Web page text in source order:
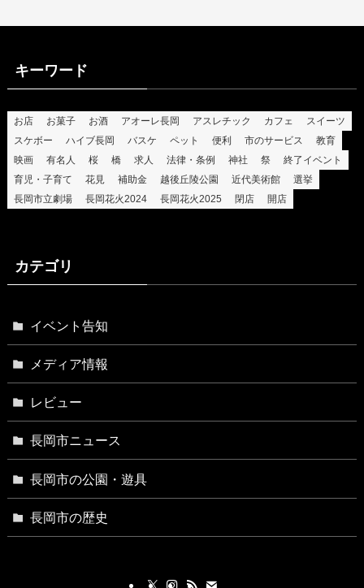
キーワード
お店 お菓子 お酒 アオーレ長岡 アスレチック カフェ
スイーツ
スケボー
ハイブ長岡 バスケ ペット 便利 市のサービス
教育
映画
有名人 桜 橋 求人 法律・条例 神社 祭
終了イベント
育児・子育て
花見 補助金 越後丘陵公園 近代美術館
選挙
長岡市立劇場
長岡花火2024 長岡花火2025 閉店 開店
カテゴリ
イベント告知
メディア情報
レビュー
長岡市ニュース
長岡市の公園・遊具
長岡市の歴史